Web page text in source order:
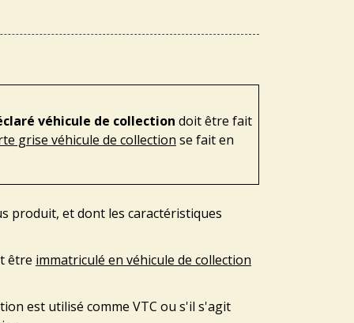
véhicule de collection doit être fait
grise véhicule de collection se fait en
produit, et dont les caractéristiques
être immatriculé en véhicule de collection
est utilisé comme VTC ou s'il s'agit